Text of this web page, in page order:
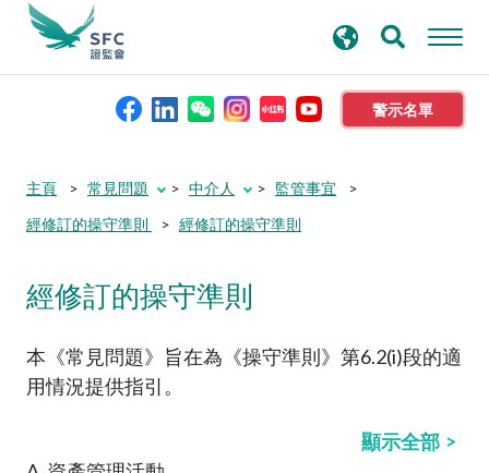
警示名單
本會簡介
規則及標準
資料庫
尋
主頁 常見問題 中介人
監管事宜
經修訂的操守準則
經修訂的操守準則
經修訂的操守準則
本《常見問題》旨在為《操守準則》第6.2(i)段的適
用情況提供指引。
顯示全部